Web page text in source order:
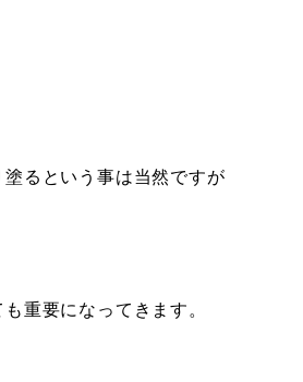
るという事は当然ですが
重要になってきます。